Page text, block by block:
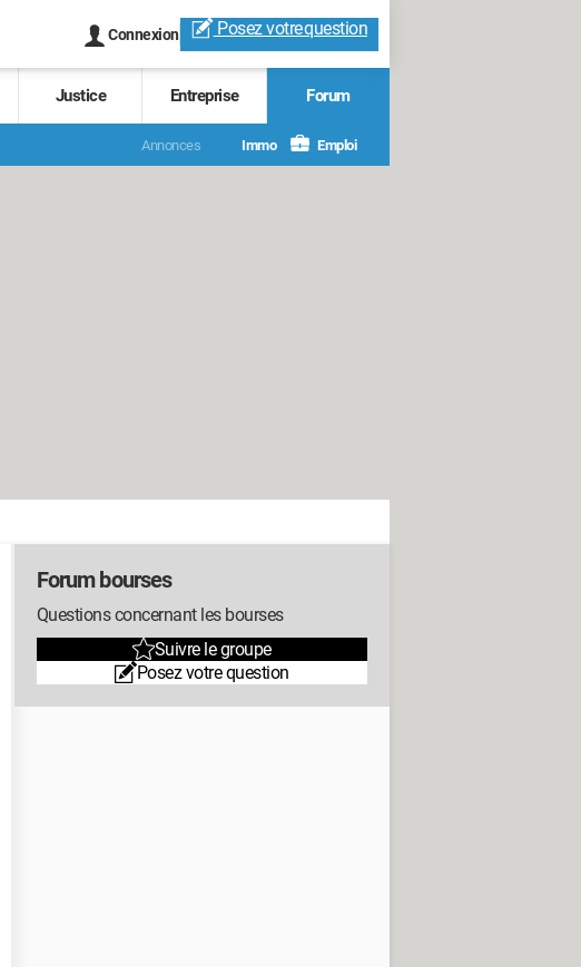
Connexion Posez votrequestion
Justice Entreprise Forum
Annonces Immo Emploi
Forum bourses
Questions concernant les bourses
Suivre le groupe
Posez votre question